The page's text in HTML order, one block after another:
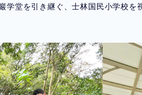
学堂を引き継ぐ、士林国民小学校を